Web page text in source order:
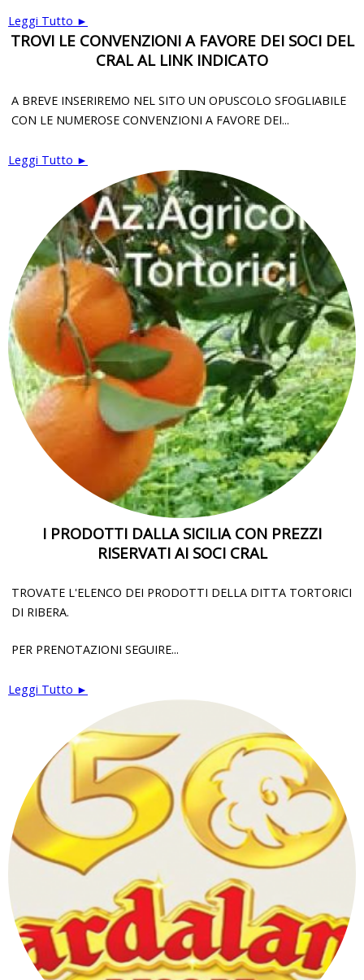
Leggi Tutto ►
TROVI LE CONVENZIONI A FAVORE DEI SOCI DEL
CRAL AL LINK INDICATO
A BREVE INSERIREMO NEL SITO UN OPUSCOLO SFOGLIABILE
CON LE NUMEROSE CONVENZIONI A FAVORE DEI...
Leggi Tutto ►
I PRODOTTI DALLA SICILIA CON PREZZI
RISERVATI AI SOCI CRAL
TROVATE L'ELENCO DEI PRODOTTI DELLA DITTA TORTORICI
DI RIBERA.
PER PRENOTAZIONI SEGUIRE...
Leggi Tutto ►